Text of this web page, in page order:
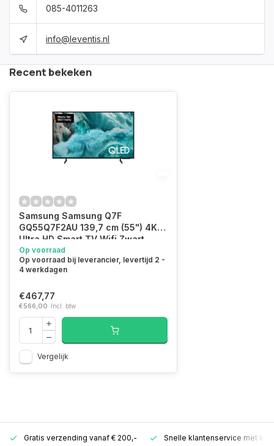
085-4011263
info@leventis.nl
Recent bekeken
Samsung Samsung Q7F
GQ55Q7F2AU 139,7 cm (55") 4K
Ultra HD Smart TV Wifi Zwart
Op voorraad
Op voorraad bij leverancier, levertijd 2 -
4 werkdagen
€467,77
€566,00 Incl. btw
Vergelijk
Gratis verzending vanaf € 200,- Snelle klantenservice met